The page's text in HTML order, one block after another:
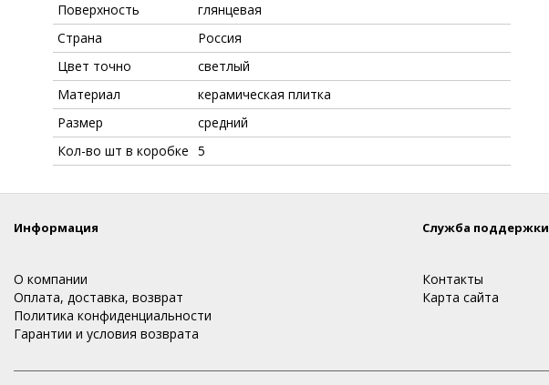
Поверхность
глянцевая
Страна
Россия
Цвет точно
светлый
Материал
керамическая плитка
Размер
средний
Кол-во шт в коробке 5
Информация
О компании
Оплата, доставка, возврат
Политика конфиденциальности
Гарантии и условия возврата
Служба поддержки
Контакты
Карта сайта